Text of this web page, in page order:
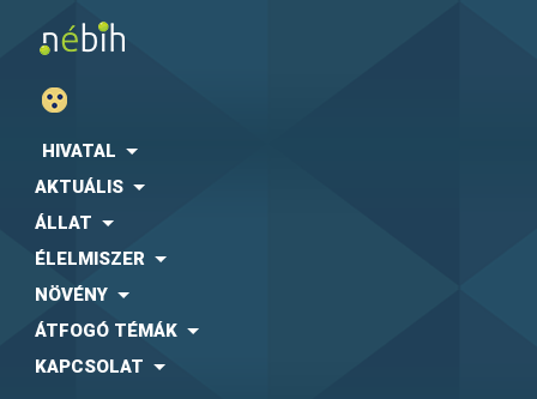
HIVATAL
AKTUÁLIS
ÁLLAT
ÉLELMISZER
NÖVÉNY
ÁTFOGÓ TÉMÁK
KAPCSOLAT